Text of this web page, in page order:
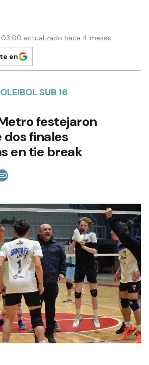
actualizado hace 4 meses
en
SUB 16
festejaron
finales
en tie break